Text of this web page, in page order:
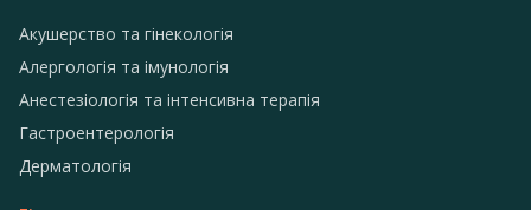
Акушерство та гінекологія
Алергологія та імунологія
Анестезіологія та інтенсивна терапія
Гастроентерологія
Дерматологія